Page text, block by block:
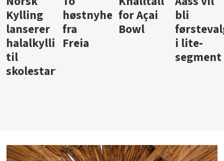
for Açai
Bowl
bli
førstevalg
i lite-
jus fra
Berentsen
iste fra
Hansa